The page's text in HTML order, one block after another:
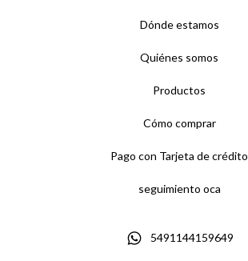
Dónde estamos
Quiénes somos
Productos
Cómo comprar
Pago con Tarjeta de crédito
seguimiento oca
5491144159649